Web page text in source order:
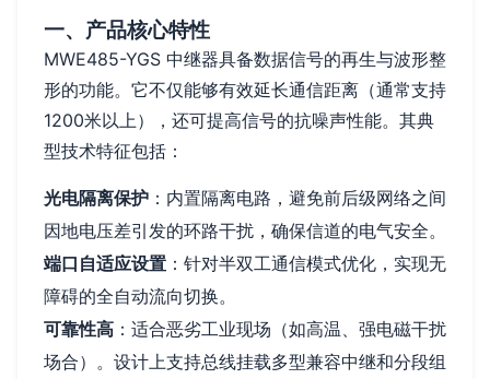
一、产品核心特性
MWE485-YGS 中继器具备数据信号的再生与波形整
形的功能。它不仅能够有效延长通信距离（通常支持
1200米以上），还可提高信号的抗噪声性能。其典
型技术特征包括：
光电隔离保护 ：内置隔离电路，避免前后级网络之间
因地电压差引发的环路干扰，确保信道的电气安全。
端口自适应设置 ：针对半双工通信模式优化，实现无
障碍的全自动流向切换。
可靠性高 ：适合恶劣工业现场（如高温、强电磁干扰
场合）。设计上支持总线挂载多型兼容中继和分段组